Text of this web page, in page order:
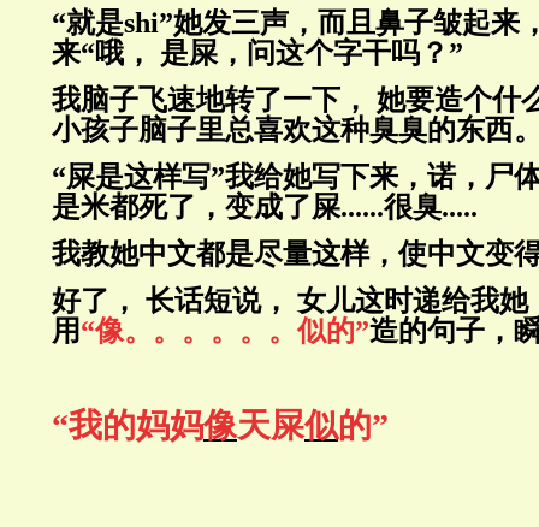
“就是shi”她发三声，而且鼻子皱起来
来“哦， 是屎，问这个字干吗？”
我脑子飞速地转了一下， 她要造个什
小孩子脑子里总喜欢这种臭臭的东西
“屎是这样写”我给她写下来，诺，尸
是米都死了，变成了屎......很臭.....
我教她中文都是尽量这样，使中文变
好了， 长话短说， 女儿这时递给我她
用“像。。。。。。似的”造的句子，
“我的妈妈像天屎似的”